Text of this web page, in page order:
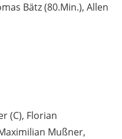
Bätz (80.Min.), Allen
(C), Florian
Mußner,